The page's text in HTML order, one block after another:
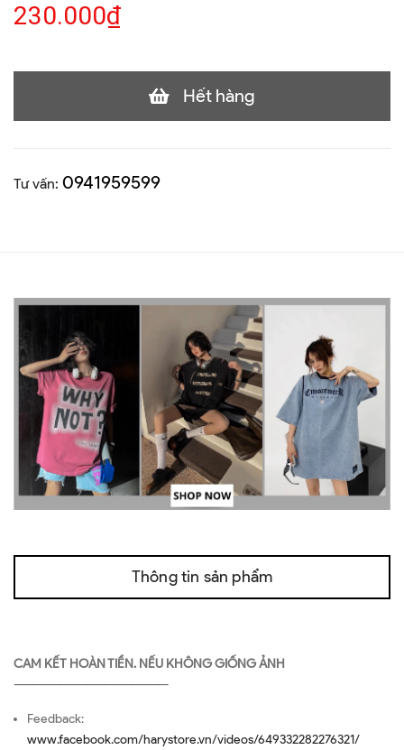
230.000₫
Hết hàng
Tư vấn: 0941959599
Thông tin sản phẩm
CAM KẾT HOÀN TIỀN. NẾU KHÔNG GIỐNG ẢNH
—————————————————
Feedback:
www.facebook.com/harystore.vn/videos/649332282276321/